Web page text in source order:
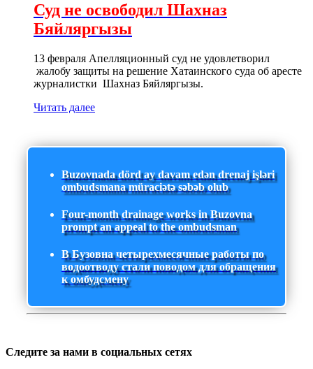
Суд не освободил Шахназ
Бяйляргызы
13 февраля Апелляционный суд не удовлетворил
жалобу защиты на решение Хатаинского суда об аресте
журналистки Шахназ Бяйляргызы.
Читать далее
Buzovnada dörd ay davam edən drenaj işləri
ombudsmana müraciətə səbəb olub
Four-month drainage works in Buzovna
prompt an appeal to the ombudsman
В Бузовна четырехмесячные работы по
водоотводу стали поводом для обращения
к омбудсмену
Следите за нами в социальных сетях